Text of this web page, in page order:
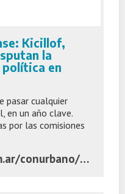
Kicillof,
la
en
pasar cualquier
en un año clave.
por las comisiones
https://www.letrap.com.ar/conurbano/legislatura-bonaerense-kicillof-kirchner-y-milei-se-disputan-la-comision-reforma-politica-diputados-n5422976